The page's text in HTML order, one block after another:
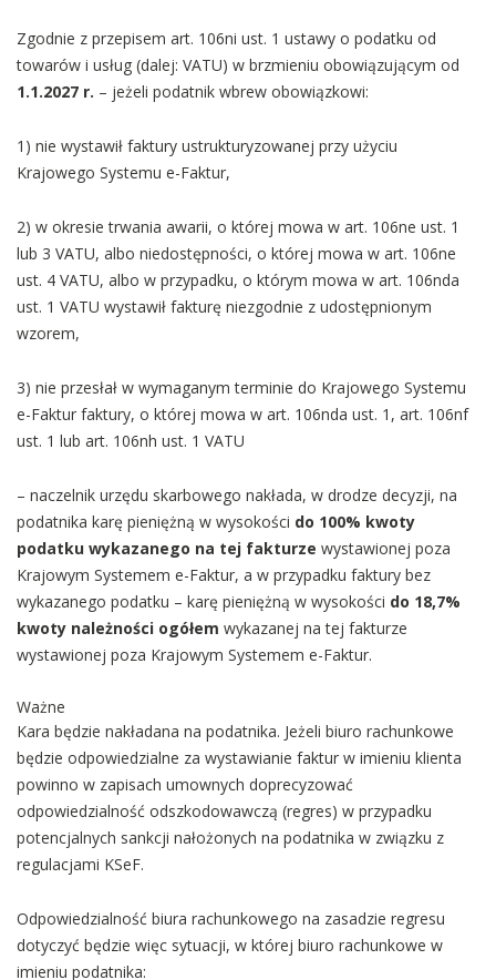
Zgodnie z przepisem art. 106ni ust. 1 ustawy o podatku od
towarów i usług (dalej: VATU) w brzmieniu obowiązującym od
1.1.2027 r. – jeżeli podatnik wbrew obowiązkowi:
1) nie wystawił faktury ustrukturyzowanej przy użyciu
Krajowego Systemu e-Faktur,
2) w okresie trwania awarii, o której mowa w art. 106ne ust. 1
lub 3 VATU, albo niedostępności, o której mowa w art. 106ne
ust. 4 VATU, albo w przypadku, o którym mowa w art. 106nda
ust. 1 VATU wystawił fakturę niezgodnie z udostępnionym
wzorem,
3) nie przesłał w wymaganym terminie do Krajowego Systemu
e-Faktur faktury, o której mowa w art. 106nda ust. 1, art. 106nf
ust. 1 lub art. 106nh ust. 1 VATU
– naczelnik urzędu skarbowego nakłada, w drodze decyzji, na
podatnika karę pieniężną w wysokości do 100% kwoty
podatku wykazanego na tej fakturze wystawionej poza
Krajowym Systemem e-Faktur, a w przypadku faktury bez
wykazanego podatku – karę pieniężną w wysokości do 18,7%
kwoty należności ogółem wykazanej na tej fakturze
wystawionej poza Krajowym Systemem e-Faktur.
Ważne
Kara będzie nakładana na podatnika. Jeżeli biuro rachunkowe
będzie odpowiedzialne za wystawianie faktur w imieniu klienta
powinno w zapisach umownych doprecyzować
odpowiedzialność odszkodowawczą (regres) w przypadku
potencjalnych sankcji nałożonych na podatnika w związku z
regulacjami KSeF.
Odpowiedzialność biura rachunkowego na zasadzie regresu
dotyczyć będzie więc sytuacji, w której biuro rachunkowe w
imieniu podatnika: